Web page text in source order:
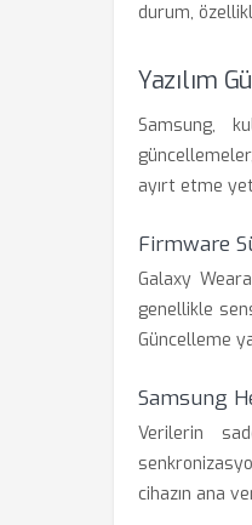
durum,
Yazılım
Samsung,
ayırt etme
Firmware
Galaxy
genellikle
Güncelleme
Samsung
Verilerin
cihazın ana